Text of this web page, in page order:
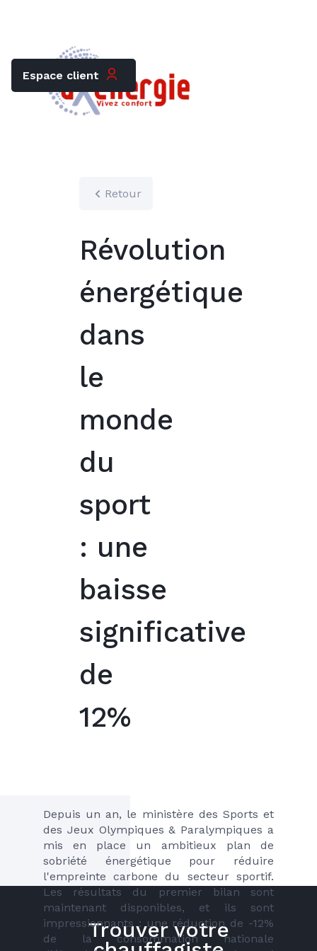
Espace client
Retour
Révolution
énergétique
dans
le
monde
du
sport
: une
baisse
significative
de
12%
Depuis un an, le ministère des Sports et
des Jeux Olympiques & Paralympiques a
mis en place un ambitieux plan de
sobriété énergétique pour réduire
l'empreinte carbone du secteur sportif.
Les résultats du premier bilan sont
maintenant disponibles, et ils sont
impressionnants : une réduction de -12%
de la consommation nationale
Trouver votre